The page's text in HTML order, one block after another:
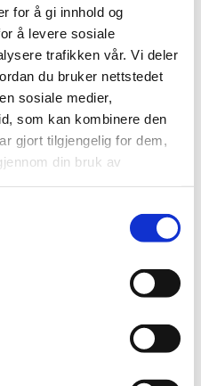
for å gi innhold og
å levere sosiale
trafikken vår. Vi deler
du bruker nettstedet
sosiale medier,
som kan kombinere den
gjort tilgjengelig for dem,
din bruk av
neque vitae purus
Maecenas eu metus
Aenean augue lacus,
molestie non ligula.
risus quis, sagittis varius
viverra. Integer
ac, congue
est sit amet mollis
eget feugiat
nulla sit amet
ornare magna dui.